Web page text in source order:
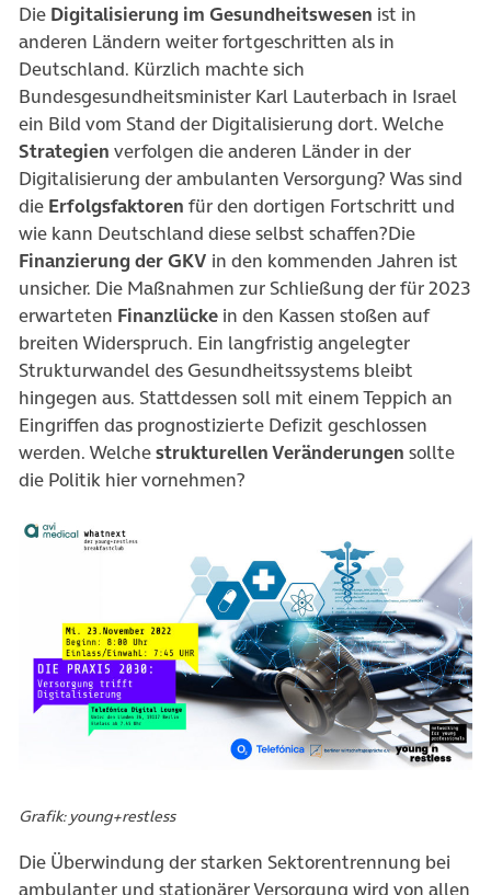
Die Digitalisierung im Gesundheitswesen ist in
anderen Ländern weiter fortgeschritten als in
Deutschland. Kürzlich machte sich
Bundesgesundheitsminister Karl Lauterbach in Israel
ein Bild vom Stand der Digitalisierung dort. Welche
Strategien verfolgen die anderen Länder in der
Digitalisierung der ambulanten Versorgung? Was sind
die Erfolgsfaktoren für den dortigen Fortschritt und
wie kann Deutschland diese selbst schaffen?Die
Finanzierung der GKV in den kommenden Jahren ist
unsicher. Die Maßnahmen zur Schließung der für 2023
erwarteten Finanzlücke in den Kassen stoßen auf
breiten Widerspruch. Ein langfristig angelegter
Strukturwandel des Gesundheitssystems bleibt
hingegen aus. Stattdessen soll mit einem Teppich an
Eingriffen das prognostizierte Defizit geschlossen
werden. Welchestrukturellen Veränderungen sollte
die Politik hier vornehmen?
Grafik: young+restless
Die Überwindung der starken Sektorentrennung bei
ambulanter und stationärer Versorgung wird von allen